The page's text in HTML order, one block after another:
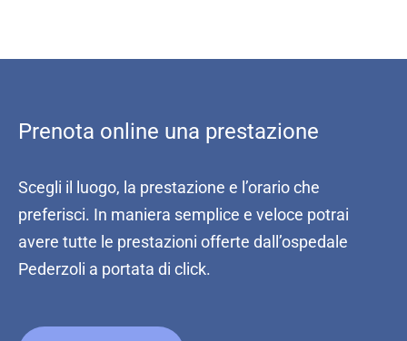
Prenota online una prestazione
Scegli il luogo, la prestazione e l’orario che
preferisci. In maniera semplice e veloce potrai
avere tutte le prestazioni offerte dall’ospedale
Pederzoli a portata di click.